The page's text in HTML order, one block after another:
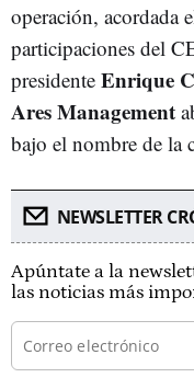
operación, acordada
participaciones del
presidente Enrique
Ares Management
bajo el nombre de la
NEWSLETTER
Apúntate a la
las noticias más